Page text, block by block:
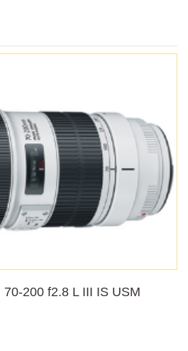
200 f2.8 L III IS USM